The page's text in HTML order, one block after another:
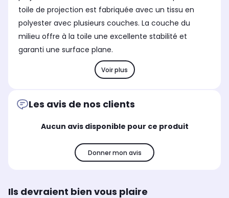
toile de projection est fabriquée avec un tissu en
polyester avec plusieurs couches. La couche du
milieu offre à la toile une excellente stabilité et
garanti une surface plane.
Voir plus
Les avis de nos clients
Aucun avis disponible pour ce produit
Donner mon avis
Ils devraient bien vous plaire